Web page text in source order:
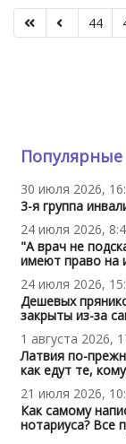
44
Популярные
30 июля 2026,
3-я группа
24 июля 2026,
"А врач не
имеют право на
24 июля 2026,
Дешевых
закрыты из-за
1 августа 2026,
Латвия по-
как едут те,
21 июля 2026,
Как самому
нотариуса? Все